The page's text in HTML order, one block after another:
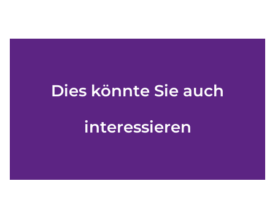
Dies könnte Sie auch
interessieren